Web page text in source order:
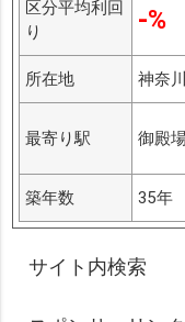
区分平均利回
り
-%
所在地 神奈
最寄り駅 御殿
築年数 35年
サイト内検索